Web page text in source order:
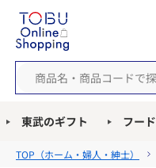
東武のギフト フード
TOP（ホーム・婦人・紳士）